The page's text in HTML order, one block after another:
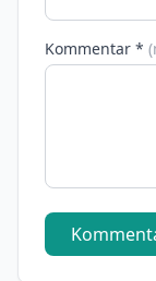
Kommentar *